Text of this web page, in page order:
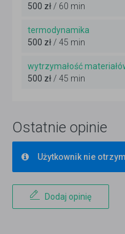
500 zł / 60 min
termodynamika
500 zł / 45 min
wytrzymałość
500 zł / 45 min
Ostatnie opinie
Użytkownik nie
Dodaj opinię